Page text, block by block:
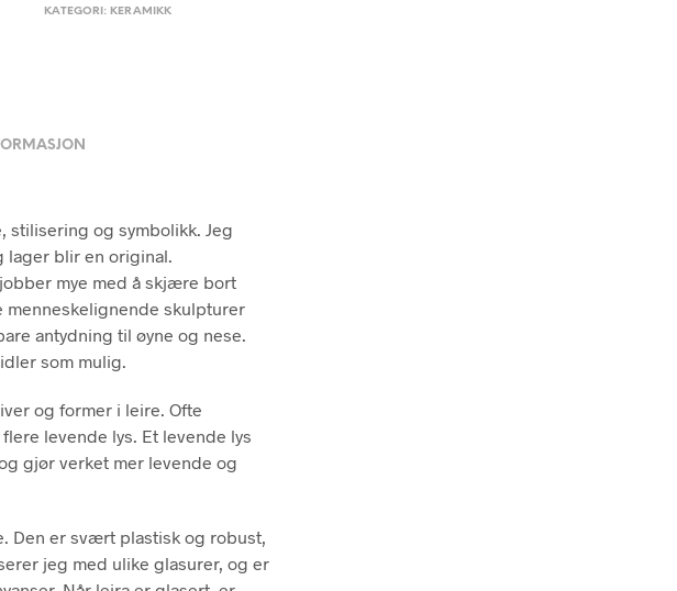
KATEGORI: KERAMIKK
stilisering og symbolikk. Jeg
lager blir en original.
mye med å skjære bort
menneskelignende skulpturer
antydning til øyne og nese.
som mulig.
og former i leire. Ofte
levende lys. Et levende lys
gjør verket mer levende og
Den er svært plastisk og robust,
jeg med ulike glasurer, og er